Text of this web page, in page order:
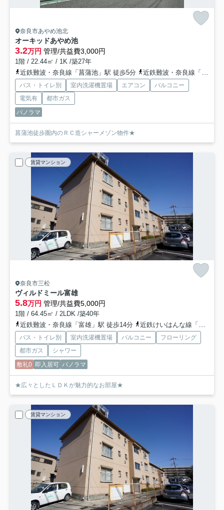
奈良市あやめ池北
オーキッドあやめ池
3.2万円 管理/共益費3,000円
1階 / 22.44㎡ / 1K /築27年
近鉄難波・奈良線「菖蒲池」駅 徒歩5分
近鉄難波・奈良線「富雄」駅 バス3分 奈良交通「学園前駅〔北〕」 停歩20分
バス・トイレ別 室内洗濯機置場 エアコン
バルコニー
電気有
都市ガス
パノラマ
菖蒲池徒歩圏内のＲＣ造シャーメゾン物件★
賃貸マンション
奈良市三松
ヴィルドミール富雄
5.8万円 管理/共益費5,000円
1階 / 64.45㎡ / 2LDK /築40年
近鉄難波・奈良線「富雄」駅 徒歩14分
近鉄けいはんな線「学研北生駒」駅 バス16分 奈良交通「三松橋」 停歩8分
バス・トイレ別 室内洗濯機置場 バルコニー
フローリング
都市ガス
シャワー
敷礼0 即入居可 パノラマ
★広々としたＬＤＫが魅力的なお部屋★
賃貸マンション